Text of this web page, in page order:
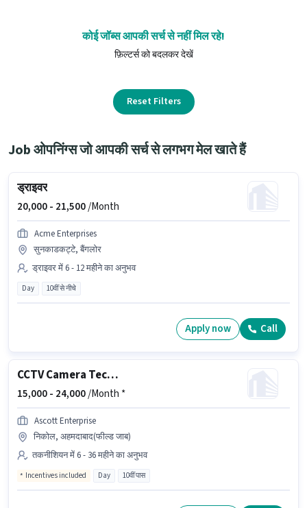
कोई जॉब्स आपकी सर्च से नहीं मिल रहे!
फ़िल्टर्स को बदलकर देखें
Reset Filters
Job ओपनिंग्स जो आपकी सर्च से लगभग मेल खाते हैं
ड्राइवर
20,000 - 21,500/Month
Acme Enterprises
सुनकाडकट्टे, बैंगलोर
ड्राइवर में 6 - 12 महीने का अनुभव
Day 10वीं से नीचे
Apply now Call
CCTV Camera Technical
15,000 - 24,000/Month *
Ascott Enterprise
निकोल, अहमदाबाद(फील्ड जाब)
तकनीशियन में 6 - 36 महीने का अनुभव
Incentives included Day 10वीं पास